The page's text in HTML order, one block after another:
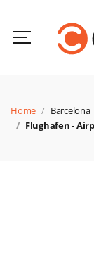
Home
Barcelona
Flughafen -